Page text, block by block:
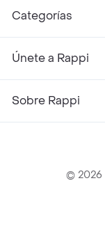
Categorías
Únete a Rappi
Sobre Rappi
© 2026